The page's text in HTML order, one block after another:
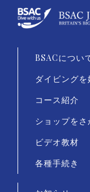
BSACについ
ダイビングを
コース紹介
ショップをさ
ビデオ教材
各種手続き